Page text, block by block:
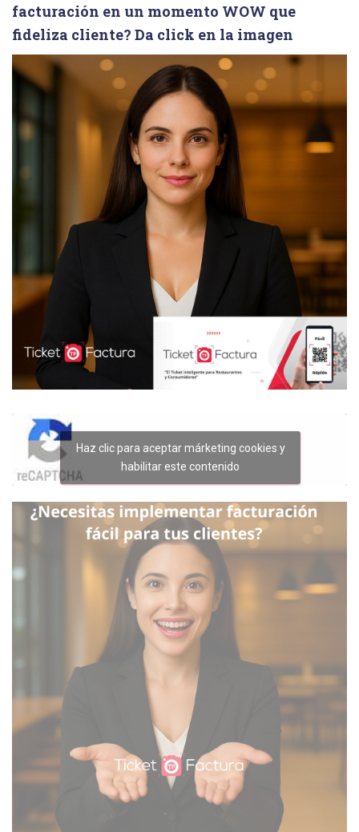
:facturación en un momento WOW que
fideliza cliente? Da click en la imagen
Haz clic para aceptar márketing cookies y
habilitar este contenido